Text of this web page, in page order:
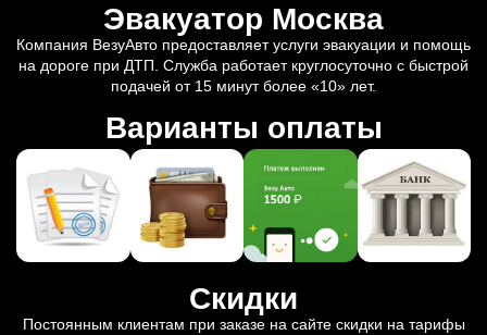
Эвакуатор Москва
Компания ВезуАвто предоставляет услуги эвакуации и помощь
на дороге при ДТП. Служба работает круглосуточно с быстрой
подачей от 15 минут более «10» лет.
Варианты оплаты
Скидки
Постоянным клиентам при заказе на сайте скидки на тарифы